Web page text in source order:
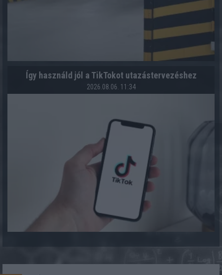
Így használd jól a TikTokot utazástervezéshez
2026.08.06. 11:34